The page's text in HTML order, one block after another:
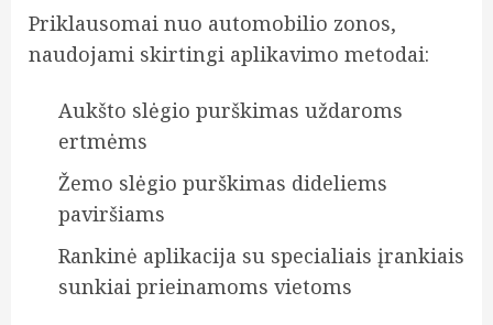
Priklausomai nuo automobilio zonos,
naudojami skirtingi aplikavimo metodai:
Aukšto slėgio purškimas uždaroms
ertmėms
Žemo slėgio purškimas dideliems
paviršiams
Rankinė aplikacija su specialiais įrankiais
sunkiai prieinamoms vietoms